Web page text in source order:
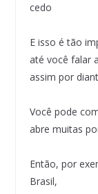
cedo
E isso é tão
até você falar
assim por
Você pode
abre muitas
Então, por
Brasil,